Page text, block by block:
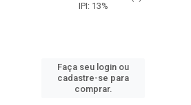
IPI: 13%
Faça seu login ou
cadastre-se para
comprar.